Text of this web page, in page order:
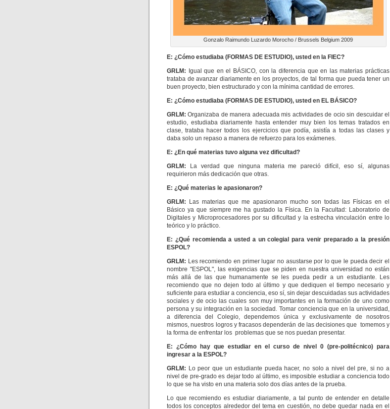
Gonzalo Raimundo Luzardo Morocho / Brussels Belgium 2009
E: ¿Cómo estudiaba (FORMAS DE ESTUDIO), usted en la FIEC?
GRLM :
Igual que en el BÁSICO, con la diferencia que en las materias prácticas
trataba de avanzar diariamente en los proyectos, de tal forma que pueda tener un
buen proyecto, bien estructurado y con la mínima cantidad de errores.
E: ¿Cómo estudiaba (FORMAS DE ESTUDIO), usted en EL BÁSICO?
GRLM :Organizaba de manera adecuada mis actividades de ocio sin descuidar el
estudio, estudiaba diariamente hasta entender muy bien los temas tratados en
clase, trataba hacer todos los ejercicios que podía, asistía a todas las clases y
daba solo un repaso a manera de refuerzo para los exámenes.
E: ¿En qué materias tuvo alguna vez dificultad?
GRLM :
La verdad que ninguna materia me pareció difícil, eso sí, algunas
requirieron más dedicación que otras.
E: ¿Qué materias le apasionaron?
GRLM :
Las materias que me apasionaron mucho son todas las Físicas en el
Básico ya que siempre me ha gustado la Física. En la Facultad: Laboratorio de
Digitales y Microprocesadores por su dificultad y la estrecha vinculación entre lo
teórico y lo práctico.
E: ¿Qué recomienda a usted a un colegial para venir preparado a la presión
ESPOL?
GRLM : Les recomiendo en primer lugar no asustarse por lo que le pueda decir el
nombre "ESPOL", las exigencias que se piden en nuestra universidad no están
más allá de las que humanamente se les pueda pedir a un estudiante. Les
recomiendo que no dejen todo al último y que dediquen el tiempo necesario y
suficiente para estudiar a conciencia, eso sí, sin dejar descuidadas sus actividades
sociales y de ocio las cuales son muy importantes en la formación de uno como
persona y su integración en la sociedad. Tomar conciencia que en la universidad,
a diferencia del Colegio, dependemos única y exclusivamente de nosotros
mismos, nuestros logros y fracasos dependerán de las decisiones que tomemos y
la forma de enfrentar los problemas que se nos puedan presentar.
E: ¿Cómo hay que estudiar en el curso de nivel 0 (pre-politécnico) para
ingresar a la ESPOL?
GRLM : Lo peor que un estudiante pueda hacer, no solo a nivel del pre, si no a
nivel de pre-grado es dejar todo al último, es imposible estudiar a conciencia todo
lo que se ha visto en una materia solo dos días antes de la prueba.
Lo que recomiendo es estudiar diariamente, a tal punto de entender en detalle
todos los conceptos alrededor del tema en cuestión, no debe quedar nada en el